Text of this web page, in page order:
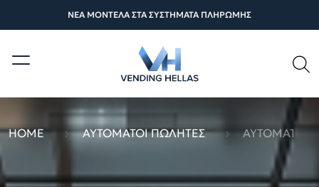
ΝΕΑ ΜΟΝΤΕΛΑ ΣΤΑ ΣΥΣΤΗΜΑΤΑ ΠΛΗΡΩΜΗΣ
HOME ΑΥΤΌΜΑΤΟΙ ΠΩΛΗΤΈΣ ΑΥΤΌΜΑΤΟΙ